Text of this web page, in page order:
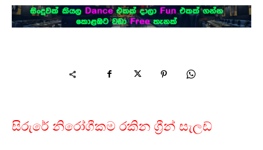
සිරුරේ නිරෝගීකම රකින ග්‍රීන් සැලඩ්